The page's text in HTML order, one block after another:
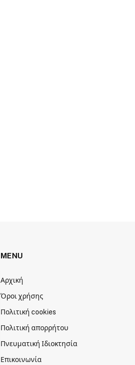
MENU
Αρχική
Όροι χρήσης
Πολιτική cookies
Πολιτική απορρήτου
Πνευματική Ιδιοκτησία
Επικοινωνία